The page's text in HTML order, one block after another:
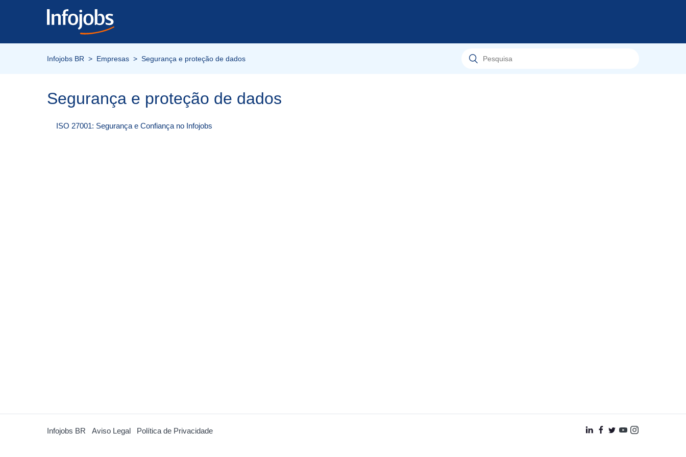
Infojobs BR Empresas Segurança e proteção de dados
Segurança e proteção de dados
ISO 27001: Segurança e Confiança no Infojobs
Infojobs BR Aviso Legal Política de Privacidade